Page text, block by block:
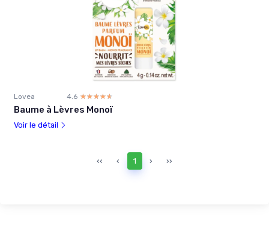
Lovea 4.6 ☆☆☆☆☆
★★★★★
Baume à Lèvres Monoï
Voir le détail
‹‹ ‹ 1 › ››